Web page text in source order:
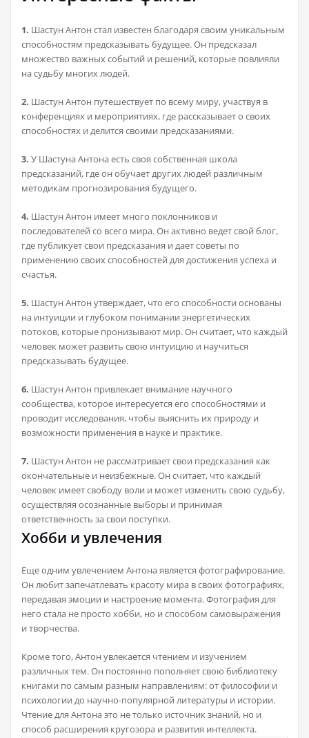
1. Шастун Антон стал известен благодаря своим уникальным
способностям предсказывать будущее. Он предсказал
множество важных событий и решений, которые повлияли
на судьбу многих людей.
2. Шастун Антон путешествует по всему миру, участвуя в
конференциях и мероприятиях, где рассказывает о своих
способностях и делится своими предсказаниями.
3. У Шастуна Антона есть своя собственная школа
предсказаний, где он обучает других людей различным
методикам прогнозирования будущего.
4. Шастун Антон имеет много поклонников и
последователей со всего мира. Он активно ведет свой блог,
где публикует свои предсказания и дает советы по
применению своих способностей для достижения успеха и
счастья.
5. Шастун Антон утверждает, что его способности основаны
на интуиции и глубоком понимании энергетических
потоков, которые пронизывают мир. Он считает, что каждый
человек может развить свою интуицию и научиться
предсказывать будущее.
6. Шастун Антон привлекает внимание научного
сообщества, которое интересуется его способностями и
проводит исследования, чтобы выяснить их природу и
возможности применения в науке и практике.
7. Шастун Антон не рассматривает свои предсказания как
окончательные и неизбежные. Он считает, что каждый
человек имеет свободу воли и может изменить свою судьбу,
осуществляя осознанные выборы и принимая
ответственность за свои поступки.
Хобби и увлечения
Еще одним увлечением Антона является фотографирование.
Он любит запечатлевать красоту мира в своих фотографиях,
передавая эмоции и настроение момента. Фотография для
него стала не просто хобби, но и способом самовыражения
и творчества.
Кроме того, Антон увлекается чтением и изучением
различных тем. Он постоянно пополняет свою библиотеку
книгами по самым разным направлениям: от философии и
психологии до научно-популярной литературы и истории.
Чтение для Антона это не только источник знаний, но и
способ расширения кругозора и развития интеллекта.